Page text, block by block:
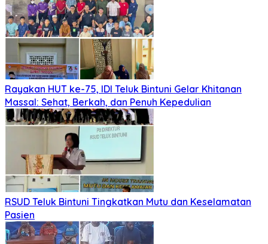
Rayakan HUT ke-75, IDI Teluk Bintuni Gelar Khitanan
Massal: Sehat, Berkah, dan Penuh Kepedulian
RSUD Teluk Bintuni Tingkatkan Mutu dan Keselamatan
Pasien